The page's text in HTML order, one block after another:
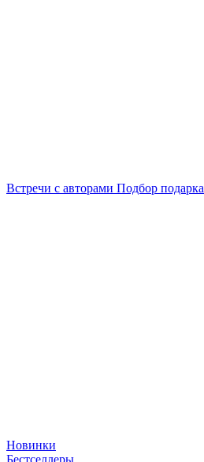
Встречи с авторами Подбор подарка
Новинки
Бестселлеры